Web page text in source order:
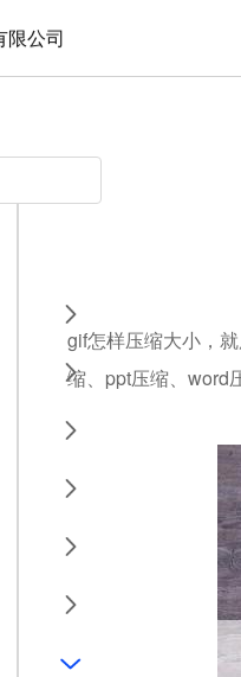
限公司
gif怎样压缩大小，
缩、ppt压缩、word